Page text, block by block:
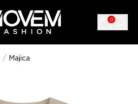
0
/ Majica